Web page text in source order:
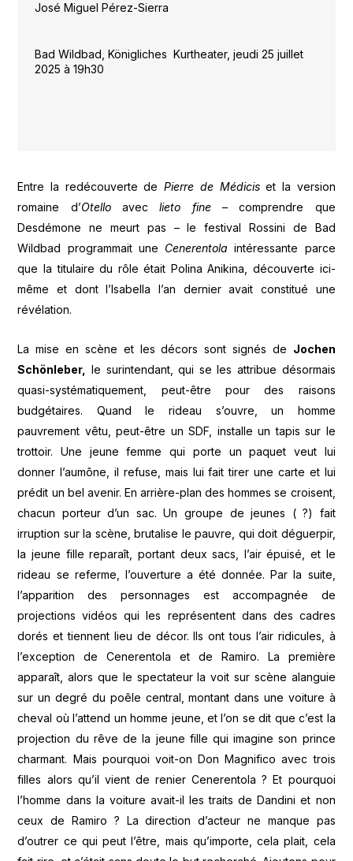
José Miguel Pérez-Sierra
Bad Wildbad, Königliches Kurtheater, jeudi 25 juillet
2025 à 19h30
Entre la redécouverte dePierre de Médiciset la version
romaine d’Otelloaveclieto fine– comprendre que
Desdémone ne meurt pas – le festival Rossini de Bad
Wildbad programmait une Cenerentolaintéressante parce
que la titulaire du rôle était Polina Anikina, découverte ici-
même et dont l’Isabella l’an dernier avait constitué une
révélation.
La mise en scène et les décors sont signés de Jochen
Schönleber, le surintendant, qui se les attribue désormais
quasi-systématiquement, peut-être pour des raisons
budgétaires. Quand le rideau s’ouvre, un homme
pauvrement vêtu, peut-être un SDF, installe un tapis sur le
trottoir. Une jeune femme qui porte un paquet veut lui
donner l’aumône, il refuse, mais lui fait tirer une carte et lui
prédit un bel avenir. En arrière-plan des hommes se croisent,
chacun porteur d’un sac. Un groupe de jeunes ( ?) fait
irruption sur la scène, brutalise le pauvre, qui doit déguerpir,
la jeune fille reparaît, portant deux sacs, l’air épuisé, et le
rideau se referme, l’ouverture a été donnée. Par la suite,
l’apparition des personnages est accompagnée de
projections vidéos qui les représentent dans des cadres
dorés et tiennent lieu de décor. Ils ont tous l’air ridicules, à
l’exception de Cenerentola et de Ramiro. La première
apparaît, alors que le spectateur la voit sur scène alanguie
sur un degré du poêle central, montant dans une voiture à
cheval où l’attend un homme jeune, et l’on se dit que c’est la
projection du rêve de la jeune fille qui imagine son prince
charmant. Mais pourquoi voit-on Don Magnifico avec trois
filles alors qu’il vient de renier Cenerentola ? Et pourquoi
l’homme dans la voiture avait-il les traits de Dandini et non
ceux de Ramiro ? La direction d’acteur ne manque pas
d’outrer ce qui peut l’être, mais qu’importe, cela plait, cela